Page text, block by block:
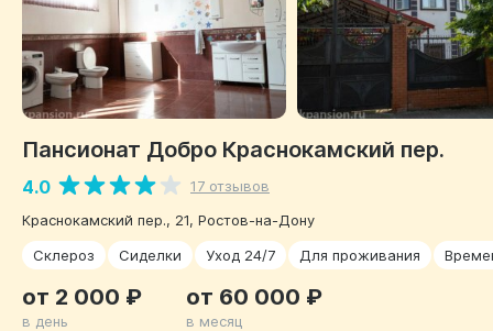
Пансионат Добро Краснокамский пер.
4.0
17 отзывов
Краснокамский пер., 21, Ростов-на-Дону
Склероз
Сиделки Уход 24/7 Для проживания
от 2 000 ₽
в день
от 60 000 ₽
в месяц